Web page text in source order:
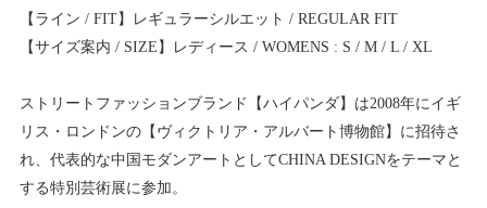
【ライン / FIT】レギュラーシルエット / REGULAR FIT
【サイズ案内 / SIZE】レディース / WOMENS : S / M / L / XL
ストリートファッションブランド【ハイパンダ】は2008年にイギ
リス・ロンドンの【ヴィクトリア・アルバート博物館】に招待さ
れ、代表的な中国モダンアートとしてCHINA DESIGNをテーマと
する特別芸術展に参加。